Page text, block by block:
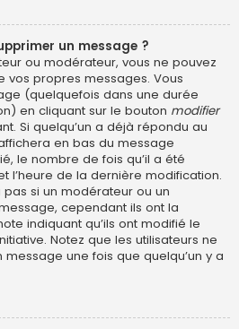
un message ?
ou modérateur, vous ne pouvez
vos propres messages. Vous
(quelquefois dans une durée
en cliquant sur le bouton modifier
Si quelqu’un a déjà répondu au
en bas du message
le nombre de fois qu’il a été
l’heure de la dernière modification.
si un modérateur ou un
cependant ils ont la
indiquant qu’ils ont modifié le
Notez que les utilisateurs ne
une fois que quelqu’un y a